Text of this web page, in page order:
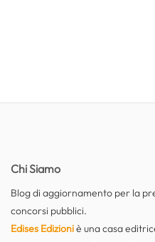
Chi Siamo
Blog di aggiornamento per la
concorsi pubblici.
Edises Edizioniè una casa